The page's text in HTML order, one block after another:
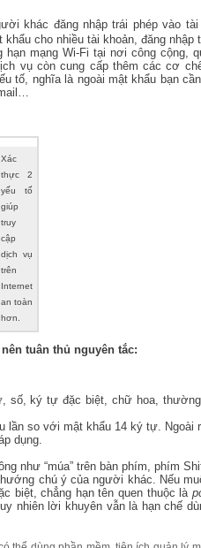
khác đăng nhập trái phép vào
cho nhiều tài khoản, đăng
mạng Wi-Fi tại nơi công cộng,
vụ còn cung cấp thêm các cơ
tố, nghĩa là ngoài mật khẩu bạn
Xác
thực 2
yếu tố
giúp
truy
cập
dịch vụ
trên
Internet
an toàn
hơn.
tuân thủ nguyên tắc:
ký tự đặc biệt, chữ hoa, thường
lần so với mật khẩu 14 ký tự. Ngoài
dụng.
như “múa” trên bàn phím, phím
chú ý của người khác. Nếu
biệt, chẳng hạn tên quen thuộc là
nhiên lời khuyên vẫn là hạn chế